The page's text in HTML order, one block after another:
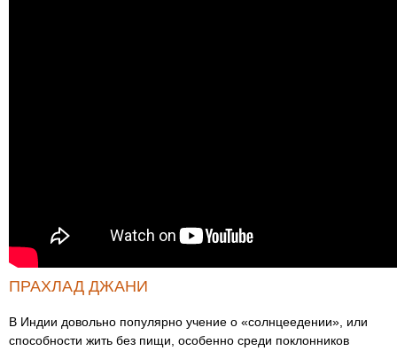
ПРАХЛАД ДЖАНИ
В Индии довольно популярно учение о «солнцеедении», или
способности жить без пищи, особенно среди поклонников